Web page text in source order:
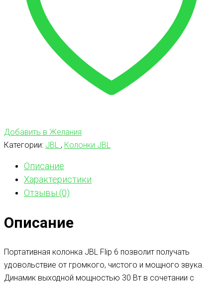
Добавить в Желания
Категории: JBL , Колонки JBL
Описание
Характеристики
Отзывы (0)
Описание
Портативная колонка JBL Flip 6 позволит получать
удовольствие от громкого, чистого и мощного звука.
Динамик выходной мощностью 30 Вт в сочетании с